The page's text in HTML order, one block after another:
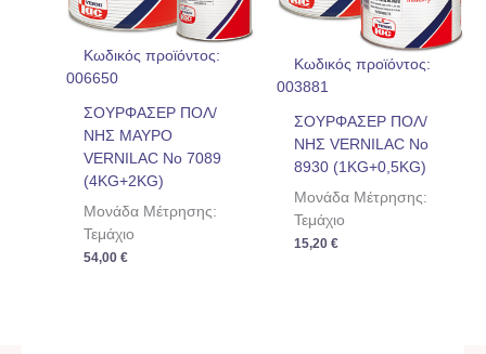
Κωδικός προϊόντος:
006650
ΣΟΥΡΦΑΣΕΡ ΠΟΛ/
ΝΗΣ ΜΑΥΡΟ
VERNILAC No 7089
(4KG+2KG)
Μονάδα Μέτρησης:
Τεμάχιο
54,00€
Κωδικός προϊόντος:
003881
ΣΟΥΡΦΑΣΕΡ ΠΟΛ/
ΝΗΣ VERNILAC No
8930 (1KG+0,5KG)
Μονάδα Μέτρησης:
Τεμάχιο
15,20 €